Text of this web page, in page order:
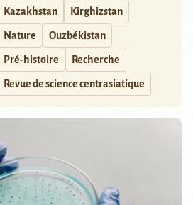
Kazakhstan Kirghizstan
Nature Ouzbékistan
Pré-histoire Recherche
Revue de science centrasiatique